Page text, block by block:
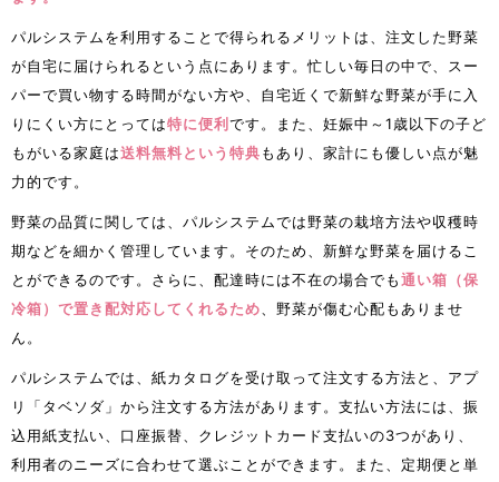
パルシステムを利用することで得られるメリットは、注文した野菜
が自宅に届けられるという点にあります。忙しい毎日の中で、スー
パーで買い物する時間がない方や、自宅近くで新鮮な野菜が手に入
りにくい方にとっては特に便利 です。また、妊娠中～1歳以下の子ど
もがいる家庭は送料無料という特典もあり、家計にも優しい点が魅
力的です。
野菜の品質に関しては、パルシステムでは野菜の栽培方法や収穫時
期などを細かく管理しています。そのため、新鮮な野菜を届けるこ
とができるのです。さらに、配達時には不在の場合でも通い箱（保
冷箱）で置き配対応してくれるため 、野菜が傷む心配もありませ
ん。
パルシステムでは、紙カタログを受け取って注文する方法と、アプ
リ「タベソダ」から注文する方法があります。支払い方法には、振
込用紙支払い、口座振替、クレジットカード支払いの3つがあり、
利用者のニーズに合わせて選ぶことができます。また、定期便と単